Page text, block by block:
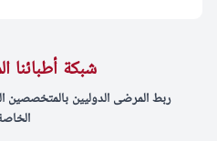
شبكة أطبائنا
ربط المرضى الدوليين بالمتخصصين